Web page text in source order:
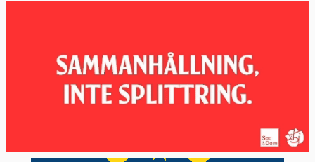
försöka höja sysselsättningsgraden till
minst 78 procent, minska skillnaden i
sysselsättning mellan män och kvinnor,
eller studerar i åldern 15–29 år och att minst
60 procent av vuxna 25-64 år ska delta i